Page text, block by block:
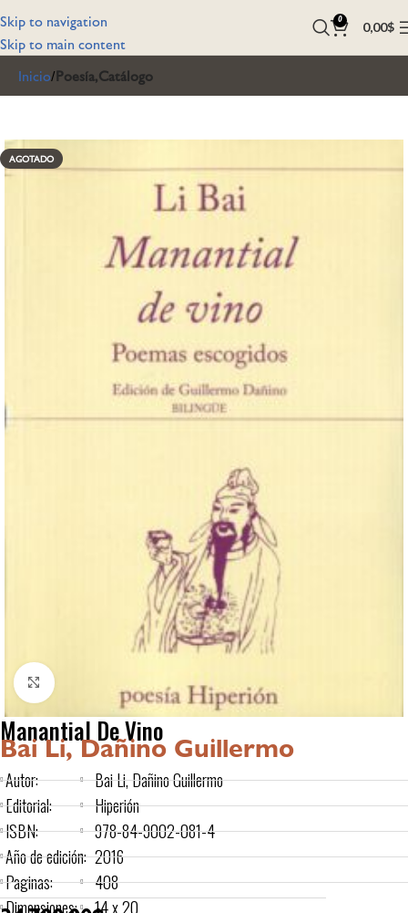
Skip to navigation
Skip to main content
0 0,00$
Inicio Poesía,Catálogo
AGOTADO
Click to enlarge
Manantial De Vino
Bai Li, Dañino Guillermo
Autor:
Editorial:
ISBN:
Año de edición:
Paginas:
Dimensiones:
Bai Li, Dañino Guillermo
Hiperión
978-84-9002-081-4
2016
408
14 x 20